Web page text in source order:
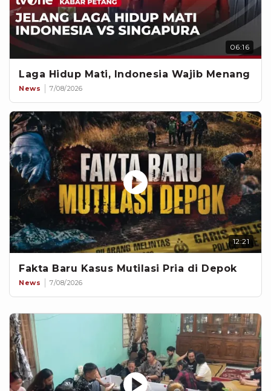
06:16
Laga Hidup Mati, Indonesia Wajib Menang
News 7/08/2026
12:21
Fakta Baru Kasus Mutilasi Pria di Depok
News 7/08/2026